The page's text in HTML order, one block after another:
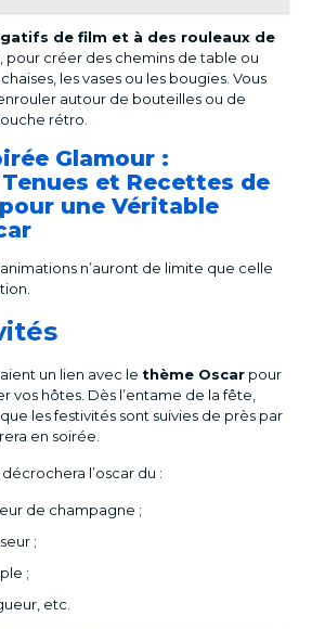
de film et à des rouleaux de
, pour créer des chemins de table ou
les vases ou les bougies. Vous
autour de bouteilles ou de
rétro.
Glamour :
et Recettes de
une Véritable
n’auront de limite que celle
un lien avec le thème Oscarpour
vos hôtes. Dès l’entame de la fête,
les festivités sont suivies de près par
en soirée.
l’oscar du :
de champagne ;
;
;
etc.